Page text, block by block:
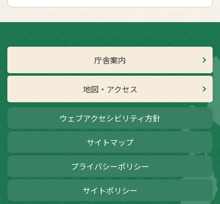
庁舎案内
地図・アクセス
ウェブアクセシビリティ方針
サイトマップ
プライバシーポリシー
サイトポリシー